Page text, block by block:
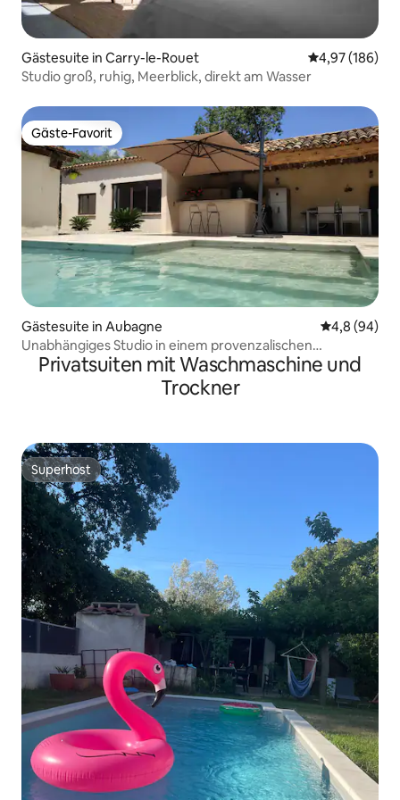
Gästesuite in Carry-le-Rouet
4,97 (186)
Studio groß, ruhig, Meerblick, direkt am Wasser
Gäste-Favorit
Gäste-Favorit
Gästesuite in Aubagne
4,8 (94)
Unabhängiges Studio in einem provenzalischen
Bauernhaus
Privatsuiten mit Waschmaschine und
Trockner
Superhost
Superhost